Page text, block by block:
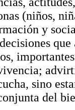
(niños,
y
sino
del